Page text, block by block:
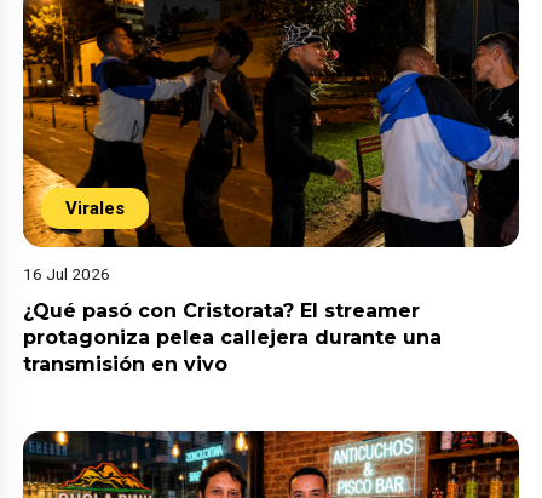
Virales
16 Jul 2026
¿Qué pasó con Cristorata? El streamer
protagoniza pelea callejera durante una
transmisión en vivo